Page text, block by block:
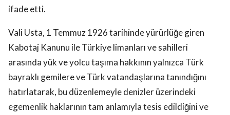
ifade etti.
Vali Usta, 1 Temmuz 1926 tarihinde yürürlüğe giren
Kabotaj Kanunu ile Türkiye limanları ve sahilleri
arasında yük ve yolcu taşıma hakkının yalnızca Türk
bayraklı gemilere ve Türk vatandaşlarına tanındığını
hatırlatarak, bu düzenlemeyle denizler üzerindeki
egemenlik haklarının tam anlamıyla tesis edildiğini ve